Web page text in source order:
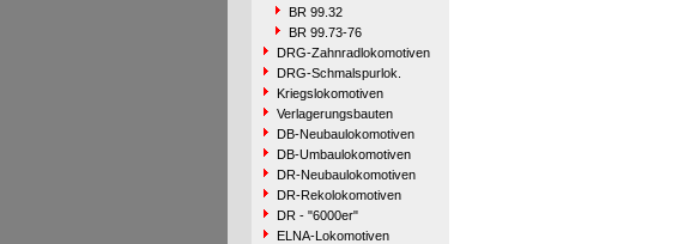
BR 99.32
BR 99.73-76
DRG-Zahnradlokomotiven
DRG-Schmalspurlok.
Kriegslokomotiven
Verlagerungsbauten
DB-Neubaulokomotiven
DB-Umbaulokomotiven
DR-Neubaulokomotiven
DR-Rekolokomotiven
DR - "6000er"
ELNA-Lokomotiven